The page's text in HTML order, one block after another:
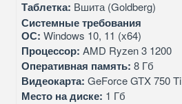
Таблетка: Вшита (Goldberg)
Системные требования
ОС: Windows 10, 11 (x64)
Процессор: AMD Ryzen 3 1200
Оперативная память: 8 Гб
Видеокарта: GeForce GTX 750 Ti
Место на диске: 1 Гб